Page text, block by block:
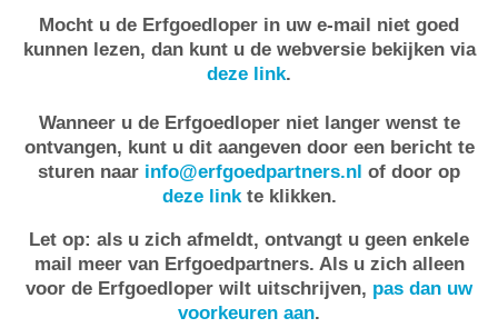
Mocht u de Erfgoedloper in uw e-mail niet goed
kunnen lezen, dan kunt u de webversie bekijken via
deze link.
Wanneer u de Erfgoedloper niet langer wenst te
ontvangen, kunt u dit aangeven door een bericht te
sturen naar info@erfgoedpartners.nl of door op
deze linkte klikken.
Let op: als u zich afmeldt, ontvangt u geen enkele
mail meer van Erfgoedpartners. Als u zich alleen
voor de Erfgoedloper wilt uitschrijven, pas dan uw
voorkeuren aan.